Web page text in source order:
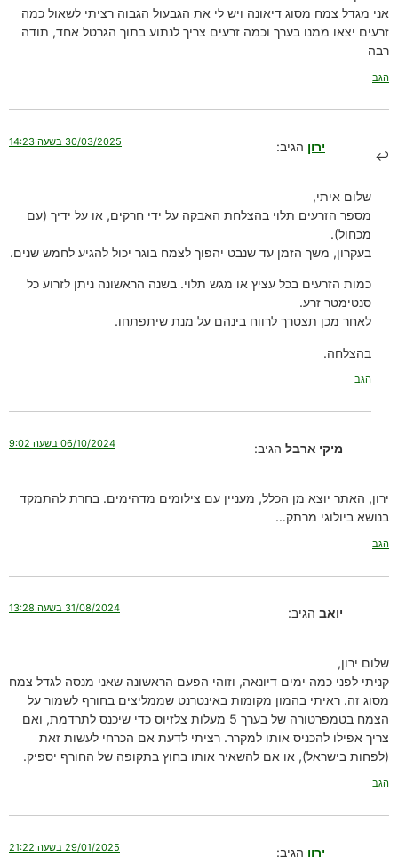
אני מגדל צמח מסוג דיאונה ויש לי את הגבעול הגבוה רציתי לשאול כמה
זרעים יצאו ממנו בערך וכמה זרעים צריך לנתוע בתוך הגרטל אחד, תודה
רבה
הגב
ירון הגיב: 30/03/2025 בשעה 14:23
שלום איתי,
מספר הזרעים תלוי בהצלחת האבקה על ידי חרקים, או על ידיך (עם
מכחול).
בעקרון, משך הזמן עד שנבט יהפוך לצמח בוגר יכול להגיע לחמש שנים.
כמות הזרעים בכל עציץ או מגש תלוי. בשנה הראשונה ניתן לזרוע כל
סנטימטר זרע.
לאחר מכן תצטרך לרווח בינהם על מנת שיתפתחו.
בהצלחה.
הגב
מיקי ארבל הגיב: 06/10/2024 בשעה 9:02
ירון, האתר יוצא מן הכלל, מעניין עם צילומים מדהימים. בחרת להתמקד
בנושא ביולוגי מרתק…
הגב
יואב הגיב: 31/08/2024 בשעה 13:28
שלום ירון,
קניתי לפני כמה ימים דיונאה, וזוהי הפעם הראשונה שאני מנסה לגדל צמח
מסוג זה. ראיתי בהמון מקומות באינטרנט שממליצים בחורף לשמור על
הצמח בטמפרטורה של בערך 5 מעלות צלזיוס כדי שיכנס לתרדמת, ואם
צריך אפילו להכניס אותו למקרר. רציתי לדעת אם הכרחי לעשות זאת
(לפחות בישראל), או אם להשאיר אותו בחוץ בתקופה של החורף יספיק.
הגב
ירון הגיב: 29/01/2025 בשעה 21:22